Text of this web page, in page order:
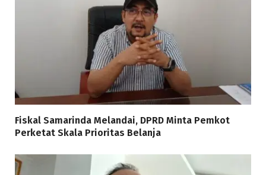
Fiskal Samarinda Melandai, DPRD Minta Pemkot
Perketat Skala Prioritas Belanja